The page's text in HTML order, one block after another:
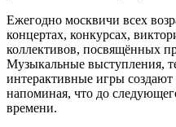
Ежегодно москвичи всех
концертах, конкурсах,
коллективов, посвящённых
Музыкальные выступления,
интерактивные игры создают
напоминая, что до
времени.